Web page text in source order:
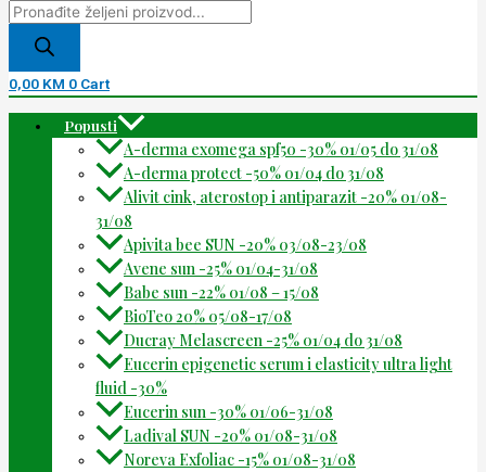
0,00 KM 0 Cart
Popusti
A-derma exomega spf50 -30% 01/05 do 31/08
A-derma protect -50% 01/04 do 31/08
Alivit cink, aterostop i antiparazit -20% 01/08-
31/08
Apivita bee SUN -20% 03/08-23/08
Avene sun -25% 01/04-31/08
Babe sun -22% 01/08 – 15/08
BioTeo 20% 05/08-17/08
Ducray Melascreen -25% 01/04 do 31/08
Eucerin epigenetic serum i elasticity ultra light
fluid -30%
Eucerin sun -30% 01/06-31/08
Ladival SUN -20% 01/08-31/08
Noreva Exfoliac -15% 01/08-31/08